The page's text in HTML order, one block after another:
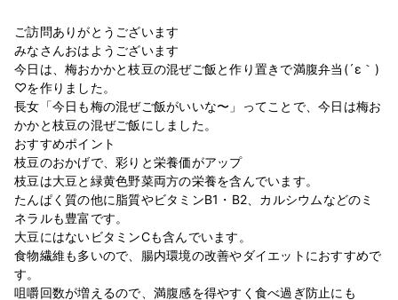
ご訪問ありがとうございます
みなさんおはようございます
今日は、梅おかかと枝豆の混ぜご飯と作り置きで満腹弁当(´ε｀)
♡を作りました。
長女「今日も梅の混ぜご飯がいいな〜」ってことで、今日は梅お
かかと枝豆の混ぜご飯にしました。
おすすめポイント
枝豆のおかげで、彩りと栄養価がアップ
枝豆は大豆と緑黄色野菜両方の栄養を含んでいます。
たんぱく質の他に脂質やビタミンB1・B2、カルシウムなどのミ
ネラルも豊富です。
大豆にはないビタミンCも含んでいます。
食物繊維も多いので、腸内環境の改善やダイエットにおすすめで
す。
咀嚼回数が増えるので、満腹感を得やすく食べ過ぎ防止にも